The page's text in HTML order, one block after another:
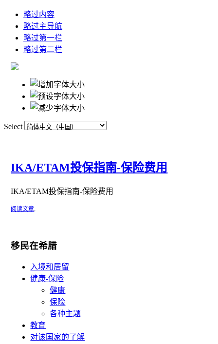
略过内容
略过主导航
略过第一栏
略过第二栏
Select
IKA/ETAM投保指南-保险费用
IKA/ETAM投保指南-保险费用
阅读文章.
移民在希腊
入境和居留
健康-保险
健康
保险
各种主题
教育
对该国家的了解